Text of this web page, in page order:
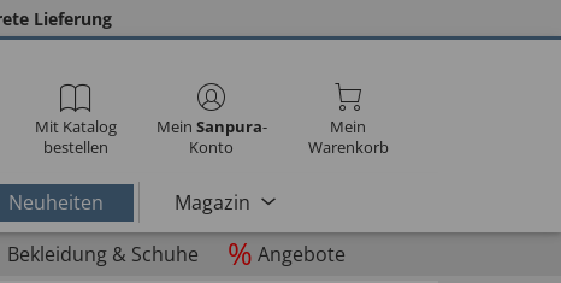
Lieferung
Mit Katalog
bestellen
Mein Sanpura-
Konto
Mein
Warenkorb
Neuheiten
Magazin
Bekleidung & Schuhe % Angebote